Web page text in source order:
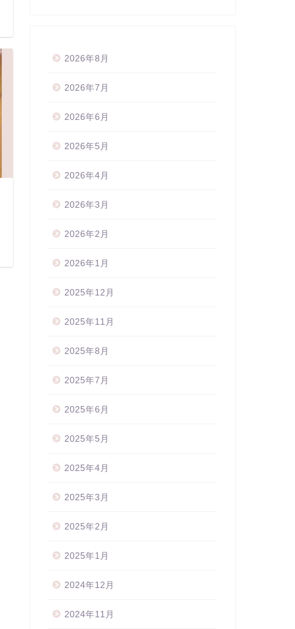
2026年8月
2026年7月
2026年6月
2026年5月
2026年4月
2026年3月
2026年2月
2026年1月
2025年12月
2025年11月
2025年8月
2025年7月
2025年6月
2025年5月
2025年4月
2025年3月
2025年2月
2025年1月
2024年12月
2024年11月